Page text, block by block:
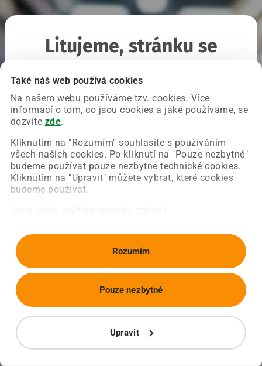
Také náš web používá cookies
Na našem webu používáme tzv. cookies. Více
informací o tom, co jsou cookies a jaké používáme, se
dozvíte zde.
Kliknutím na "Rozumím" souhlasíte s používáním
všech našich cookies. Po kliknutí na "Pouze nezbytné"
budeme používat pouze nezbytné technické cookies.
Kliknutím na "Upravit" můžete vybrat, které cookies
budeme používat.
Rozumím
Upravit
Pouze nezbytné
Litujeme, stránku se
Chyba nastala na naší straně a už ji opravujeme.
Zkuste prosím znovu načíst požadovanou stránku.
Obnovit stránku Úvodní strana